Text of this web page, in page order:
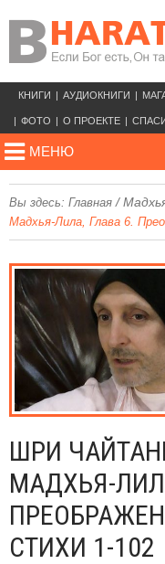
КНИГИ АУДИОКНИГИ
ФОТО О ПРОЕКТЕ
МЕНЮ
Вы здесь: Главная /
Мадхья-Лила, Глава 6.
ШРИ
МАДХЬЯ-
СТИХИ 1-102